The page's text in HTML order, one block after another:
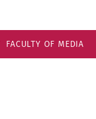
FACULTY OF MEDIA